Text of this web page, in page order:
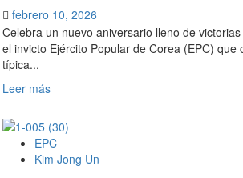
del
Trabajo
de
Corea
febrero 10, 2026
Celebra un nuevo aniversario lleno de
el invicto Ejército Popular de Corea (EPC) que
típica...
Leer másLeer
sobre
Kim
Jong
Un
EPC
Kim Jong Un